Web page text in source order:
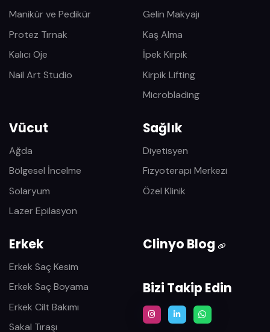
Manikür ve Pedikür
Protez Tırnak
Kalıcı Oje
Nail Art Studio
Gelin Makyajı
Kaş Alma
İpek Kirpik
Kirpik Lifting
Microblading
Vücut
Ağda
Bölgesel İncelme
Solaryum
Lazer Epilasyon
Sağlık
Diyetisyen
Fizyoterapi Merkezi
Özel Klinik
Erkek
Erkek Saç Kesim
Erkek Saç Boyama
Erkek Cilt Bakımı
Sakal Tıraşı
Clinyo Blog
Bizi Takip Edin